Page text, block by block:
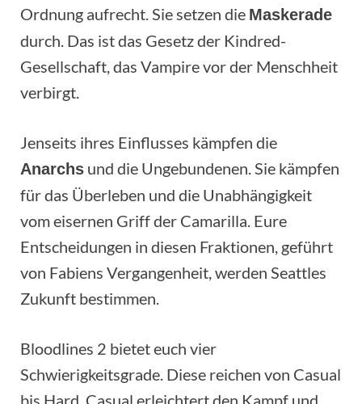
Ordnung aufrecht. Sie setzen die Maskerade
durch. Das ist das Gesetz der Kindred-
Gesellschaft, das Vampire vor der Menschheit
verbirgt.
Jenseits ihres Einflusses kämpfen die
Anarchs und die Ungebundenen. Sie kämpfen
für das Überleben und die Unabhängigkeit
vom eisernen Griff der Camarilla. Eure
Entscheidungen in diesen Fraktionen, geführt
von Fabiens Vergangenheit, werden Seattles
Zukunft bestimmen.
Bloodlines 2 bietet euch vier
Schwierigkeitsgrade. Diese reichen von Casual
bis Hard. Casual erleichtert den Kampf und